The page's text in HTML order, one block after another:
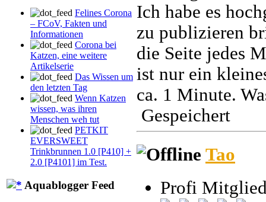
Felines Corona
– FCoV, Fakten und
Informationen
Corona bei
Katzen, eine weitere
Artikelserie
Das Wissen um
den letzten Tag
Wenn Katzen
wissen, was ihren
Menschen weh tut
PETKIT
EVERSWEET
Trinkbrunnen 1.0 [P410] +
2.0 [P4101] im Test.
Aquablogger Feed
Ich habe es
zu publizieren
die Seite jedes
ist nur ein
ca. 1 Minute.
Gespeichert
Tao
Profi